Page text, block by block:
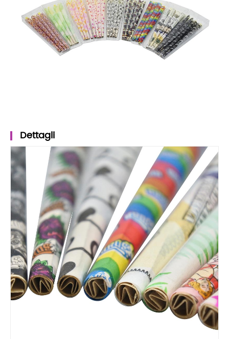
Dettagli